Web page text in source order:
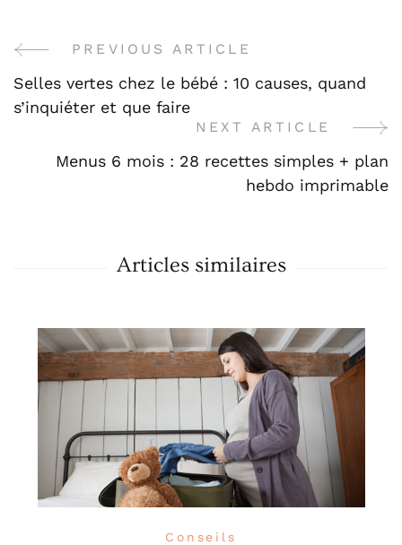
Post
Navigation
PREVIOUS ARTICLE
Selles vertes chez le bébé : 10 causes, quand
s’inquiéter et que faire
NEXT ARTICLE
Menus 6 mois : 28 recettes simples + plan
hebdo imprimable
Articles similaires
Conseils